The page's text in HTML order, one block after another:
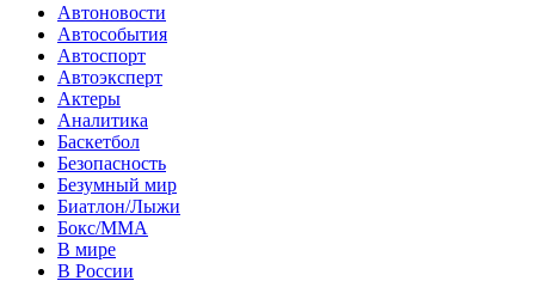
Автоновости
Автособытия
Автоспорт
Автоэксперт
Актеры
Аналитика
Баскетбол
Безопасность
Безумный мир
Биатлон/Лыжи
Бокс/MMA
В мире
В России